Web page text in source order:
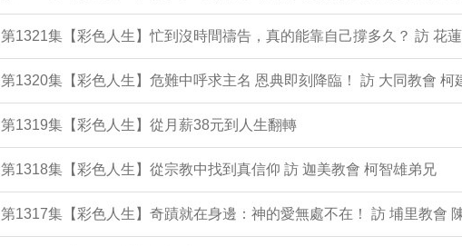
第1321集【彩色人生】忙到沒時間禱告，真的能靠自己撐多久？ 訪 花
第1320集【彩色人生】危難中呼求主名 恩典即刻降臨！ 訪 大同教會 柯
第1319集【彩色人生】從月薪38元到人生翻轉
第1318集【彩色人生】從宗教中找到真信仰 訪 迦美教會 柯智雄弟兄
第1317集【彩色人生】奇蹟就在身邊：神的愛無處不在！ 訪 埔里教會